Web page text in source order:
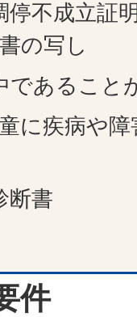
停不成立証
の写し
であること
に疾病や
断書
件